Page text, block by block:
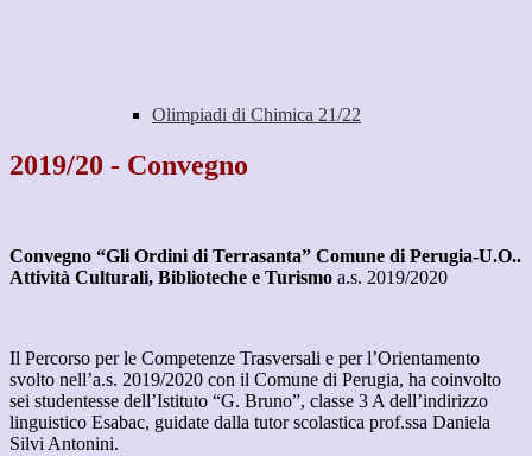
Olimpiadi di Chimica 21/22
2019/20 - Convegno
Convegno “Gli Ordini di Terrasanta” Comune di Perugia-U.O..
Attività Culturali, Biblioteche e Turismo a.s. 2019/2020
Il Percorso per le Competenze Trasversali e per l’Orientamento
svolto nell’a.s. 2019/2020 con il Comune di Perugia, ha coinvolto
sei studentesse dell’Istituto “G. Bruno”, classe 3 A dell’indirizzo
linguistico Esabac, guidate dalla tutor scolastica prof.ssa Daniela
Silvi Antonini.